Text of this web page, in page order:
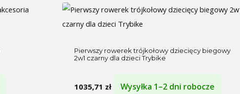
Pierwszy rowerek trójkołowy dziecięcy biegowy
2w1 czarny dla dzieci Trybike
1035,71 zł Wysyłka 1–2 dni robocze